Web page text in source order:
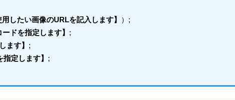
したい画像のURLを記入します】
）;
ドを指定します】 ;
ます】 ;
定します】 ;